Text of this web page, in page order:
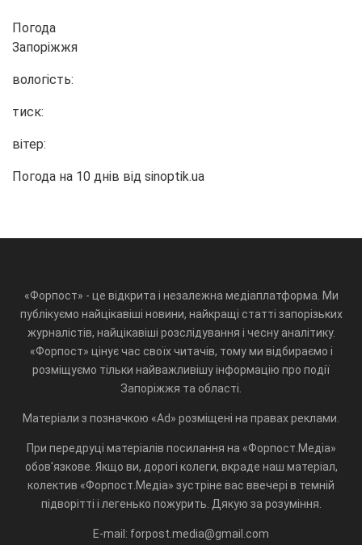
Погода
Запоріжжя
вологість:
тиск:
вітер:
Погода на 10 днів від sinoptik.ua
«Форпост» - це відкрита і незалежна медіаплатформа. Ми
публікуємо найцікавіші новини, найкращі статті запорізьких
журналістів, найцікавіші розслідування і чесну аналітику.
«Форпост» цінує час своїх читачів, тому ми відбираємо і
розміщуємо тільки найважливішу інформацію про події
Запоріжжя та області.
Матеріали з позначкою «Ad» розміщені на правах реклами.
При передруці матеріалів посилання на «Форпост.Медіа»
обов'язкове. Якщо ви, дорогі колеги, вкраде наш матеріал,
колектив «Форпост.Медіа» зустріне вас ввечері в темній
підворітті і легенько пожурить. Дякую за розуміння.
E-mail: forpost.media@gmail.com